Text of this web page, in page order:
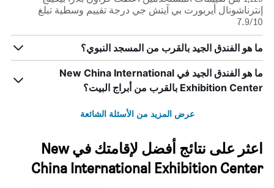
إنترناشونال أيربورت بي آيتش جي درجة تقييم وسطية تبلغ
7.9/10
ما هو الفندق الجيد بالقرب من المسجد النبوي؟
ما هو الفندق الجيد في New China International
Exhibition Center بالقرب من أبراج البيت؟
عرض المزيد من الأسئلة الشائعة
اعثر على نتائج أفضل لإقامتك في New
China International Exhibition Center